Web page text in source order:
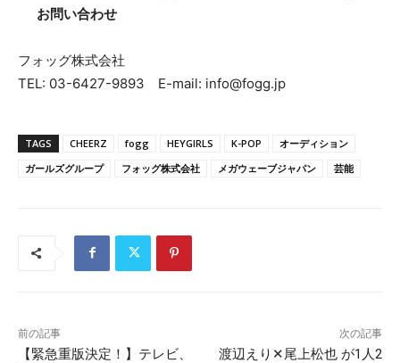
お問い合わせ
フォッグ株式会社
TEL: 03-6427-9893 E-mail: info@fogg.jp
TAGS CHEERZ fogg HEYGIRLS K-POP
オーディション
ガールズグループ
フォッグ株式会社 メガウェーブジャパン 芸能
前の記事
【緊急重版決定！】テレビ、
次の記事
渡辺えり✕尾上松也 が1人2